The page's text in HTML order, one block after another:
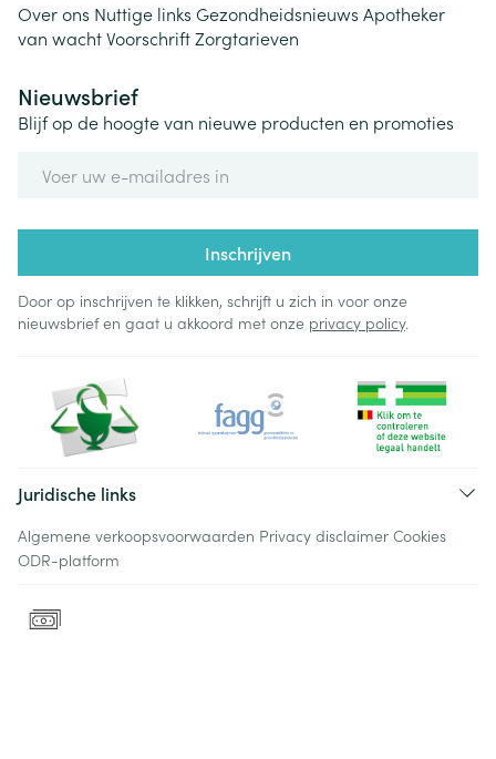
Over ons Nuttige links Gezondheidsnieuws Apotheker
van wachtVoorschriftZorgtarieven
Nieuwsbrief
Blijf op de hoogte van nieuwe producten en promoties
Inschrijven
Door op inschrijven te klikken, schrijft u zich in voor onze
nieuwsbrief en gaat u akkoord met onze privacy policy.
Juridische links
Algemene verkoopsvoorwaarden Privacy disclaimer Cookies
ODR-platform